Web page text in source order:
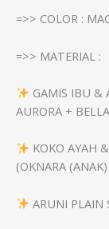
=>> COLOR :
=>> MATERIAL :
GAMIS IBU &
AURORA +
KOKO AYAH
(OKNARA (ANAK)
ARUNI PLAIN